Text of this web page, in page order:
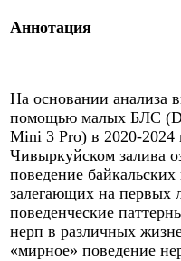
Аннотация
На основании анализа
помощью малых БЛС
Mini 3 Pro) в 2020-2024
Чивыркуйском залива
поведение
залегающих на первых
поведенческие
нерп в различных
«мирное» поведение